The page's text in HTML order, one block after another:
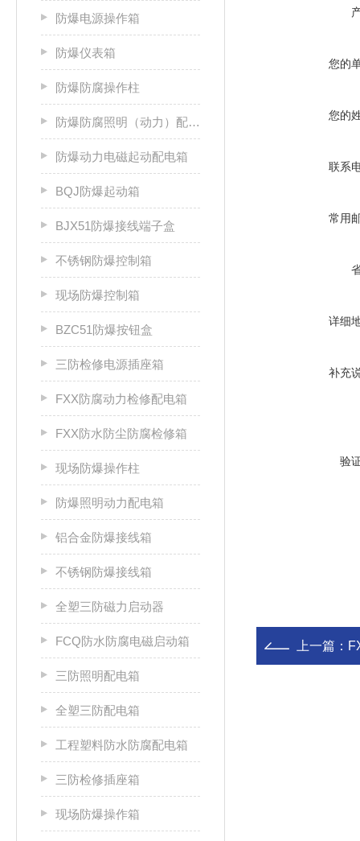
防爆电源操作箱
防爆仪表箱
防爆防腐操作柱
防爆防腐照明（动力）配电箱
防爆动力电磁起动配电箱
BQJ防爆起动箱
BJX51防爆接线端子盒
不锈钢防爆控制箱
现场防爆控制箱
BZC51防爆按钮盒
三防检修电源插座箱
FXX防腐动力检修配电箱
FXX防水防尘防腐检修箱
现场防爆操作柱
防爆照明动力配电箱
铝合金防爆接线箱
不锈钢防爆接线箱
全塑三防磁力启动器
FCQ防水防腐电磁启动箱
三防照明配电箱
全塑三防配电箱
工程塑料防水防腐配电箱
三防检修插座箱
现场防爆操作箱
您的
您的
联系
常用
详细
补充
验
上一篇：